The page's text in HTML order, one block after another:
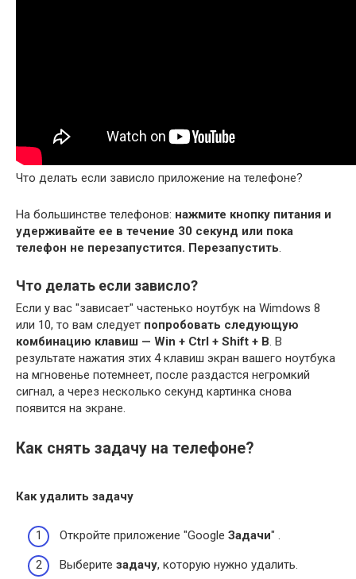
Что делать если зависло приложение на телефоне?
На большинстве телефонов: нажмите кнопку питания и
удерживайте ее в течение 30 секунд или пока
телефон не перезапустится. Перезапустить.
Что делать если зависло?
Если у вас "зависает" частенько ноутбук на Wimdows 8
или 10, то вам следует попробовать следующую
комбинацию клавиш — Win + Ctrl + Shift + B. В
результате нажатия этих 4 клавиш экран вашего ноутбука
на мгновенье потемнеет, после раздастся негромкий
сигнал, а через несколько секунд картинка снова
появится на экране.
Как снять задачу на телефоне?
Как удалить задачу
Откройте приложение "Google Задачи" .
Выберите задачу, которую нужно удалить.